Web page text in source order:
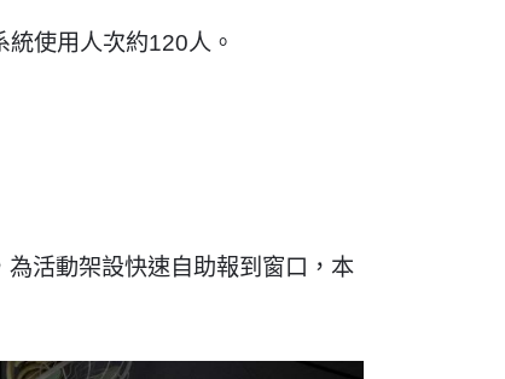
使用人次約120人。
活動架設快速自助報到窗口，本